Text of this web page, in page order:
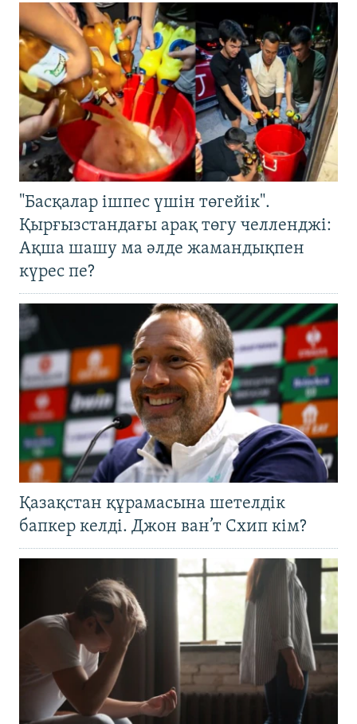
"Басқалар ішпес үшін төгейік".
Қырғызстандағы арақ төгу челленджі:
Ақша шашу ма әлде жамандықпен
күрес пе?
Қазақстан құрамасына шетелдік
бапкер келді. Джон ван’т Схип кім?